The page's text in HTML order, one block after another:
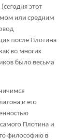
этот
или средним
после Плотина
во многих
было весьма
и его
Плотина и
философию в